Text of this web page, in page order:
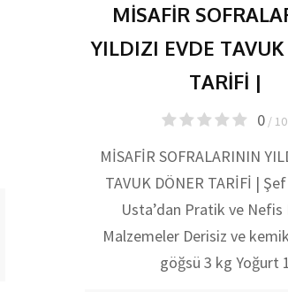
MİSAFİR
YILDIZI EVDE
TARİFİ |
0/ 10
MİSAFİR SOFRALARININ
TAVUK DÖNER TARİFİ |
Usta’dan Pratik ve Nefis
Malzemeler Derisiz ve
göğsü 3 kg Yoğurt 1